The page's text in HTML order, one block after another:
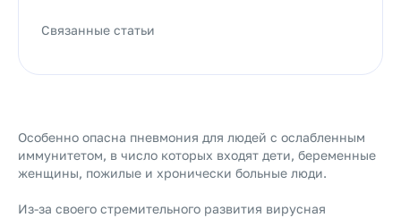
Особенно опасна пневмония для людей с ослабленным
иммунитетом, в число которых входят дети, беременные
женщины, пожилые и хронически больные люди.
Из-за своего стремительного развития вирусная
Связанные статьи